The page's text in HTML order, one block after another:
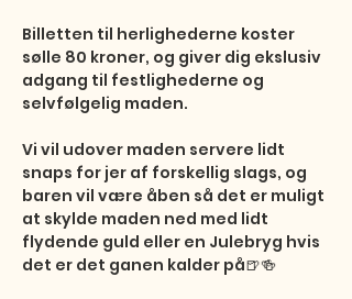
Billetten til herlighederne koster
sølle 80 kroner, og giver dig ekslusiv
adgang til festlighederne og
selvfølgelig maden.
Vi vil udover maden servere lidt
snaps for jer af forskellig slags, og
baren vil være åben så det er muligt
at skylde maden ned med lidt
flydende guld eller en Julebryg hvis
det er det ganen kalder på🍺🍻